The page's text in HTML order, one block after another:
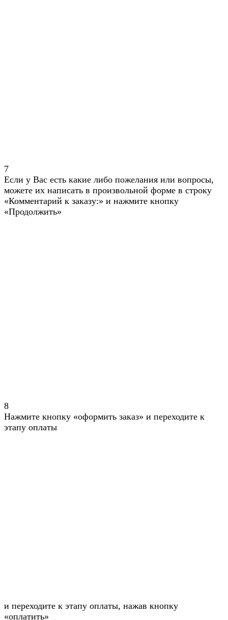
7
Если у Вас есть какие либо пожелания или вопросы,
можете их написать в произвольной форме в строку
«Комментарий к заказу:» и нажмите кнопку
«Продолжить»
8
Нажмите кнопку «оформить заказ» и переходите к
этапу оплаты
и переходите к этапу оплаты, нажав кнопку
«оплатить»